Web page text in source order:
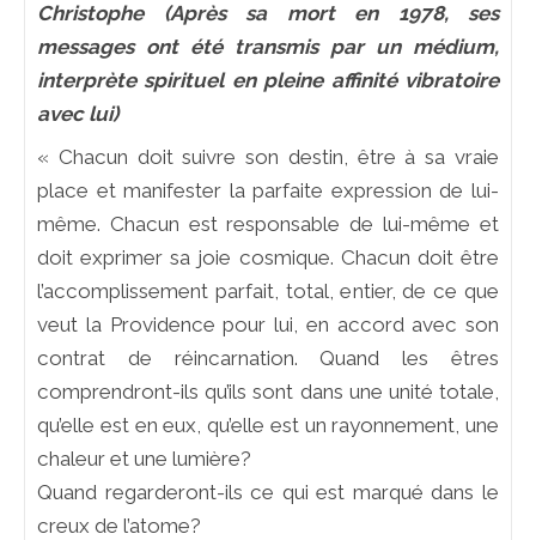
Christophe (Après sa mort en 1978, ses
messages ont été transmis par un médium,
interprète spirituel en pleine affinité vibratoire
avec lui)
« Chacun doit suivre son destin, être à sa vraie
place et manifester la parfaite expression de lui-
même. Chacun est responsable de lui-même et
doit exprimer sa joie cosmique. Chacun doit être
l’accomplissement parfait, total, entier, de ce que
veut la Providence pour lui, en accord avec son
contrat de réincarnation. Quand les êtres
comprendront-ils qu’ils sont dans une unité totale,
qu’elle est en eux, qu’elle est un rayonnement, une
chaleur et une lumière?
Quand regarderont-ils ce qui est marqué dans le
creux de l’atome?